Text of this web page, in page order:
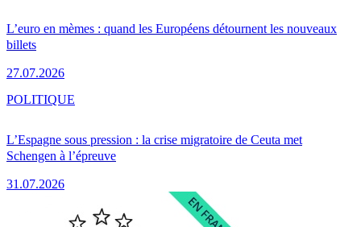
L’euro en mèmes : quand les Européens détournent les nouveaux
billets
27.07.2026
L’Espagne sous pression : la crise migratoire de Ceuta met
Schengen à l’épreuve
31.07.2026
POLITIQUE